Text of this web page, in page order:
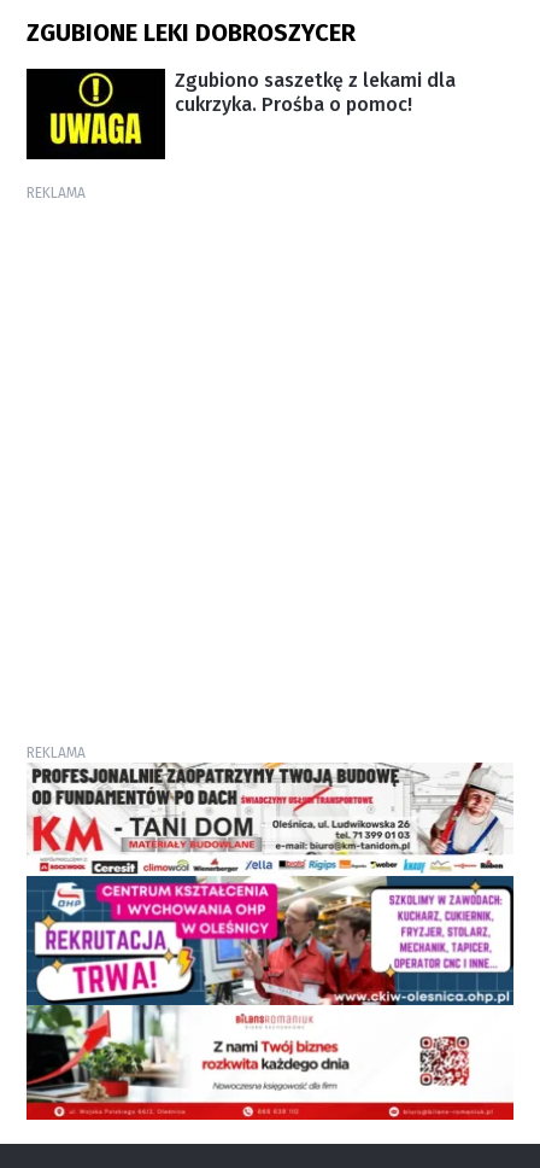
ZGUBIONE LEKI DOBROSZYCER
Zgubiono saszetkę z lekami dla
cukrzyka. Prośba o pomoc!
REKLAMA
REKLAMA